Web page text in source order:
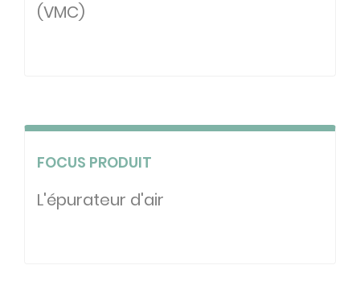
(VMC)
FOCUS PRODUIT
L'épurateur d'air